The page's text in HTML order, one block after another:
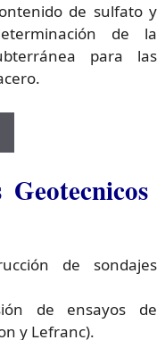
de sulfato y
de la
para las
de sondajes
de ensayos de
y Lefranc).